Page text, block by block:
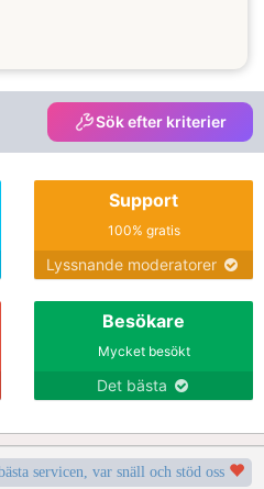
Sök efter kriterier
Support
100% gratis
Lyssnande moderatorer
Besökare
Mycket besökt
Det bästa
servicen, var snäll och stöd oss